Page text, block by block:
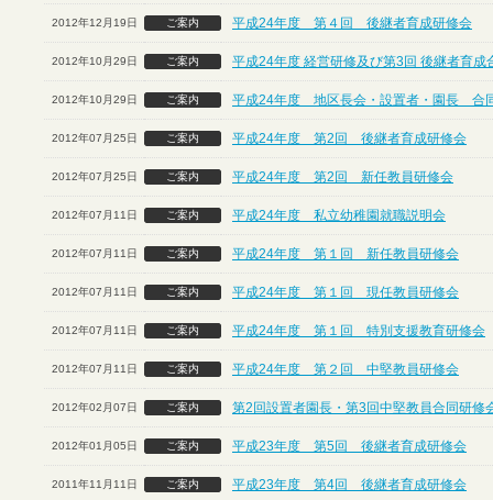
2012年12月19日 ご案内 平成24年度 第４回 後継者育成研修会
2012年10月29日 ご案内 平成24年度 経営研修及び第3回 後継者育成
2012年10月29日 ご案内 平成24年度 地区長会・設置者・園長 合
2012年07月25日 ご案内 平成24年度 第2回 後継者育成研修会
2012年07月25日 ご案内 平成24年度 第2回 新任教員研修会
2012年07月11日 ご案内 平成24年度 私立幼稚園就職説明会
2012年07月11日 ご案内 平成24年度 第１回 新任教員研修会
2012年07月11日 ご案内 平成24年度 第１回 現任教員研修会
2012年07月11日 ご案内 平成24年度 第１回 特別支援教育研修会
2012年07月11日 ご案内 平成24年度 第２回 中堅教員研修会
2012年02月07日 ご案内 第2回設置者園長・第3回中堅教員合同研修
2012年01月05日 ご案内 平成23年度 第5回 後継者育成研修会
2011年11月11日 ご案内 平成23年度 第4回 後継者育成研修会